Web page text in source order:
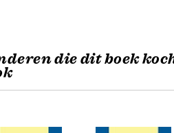
die dit boek